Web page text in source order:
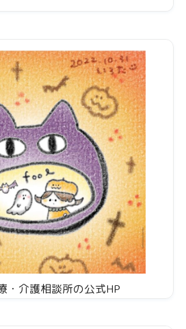
・介護相談所の公式HP